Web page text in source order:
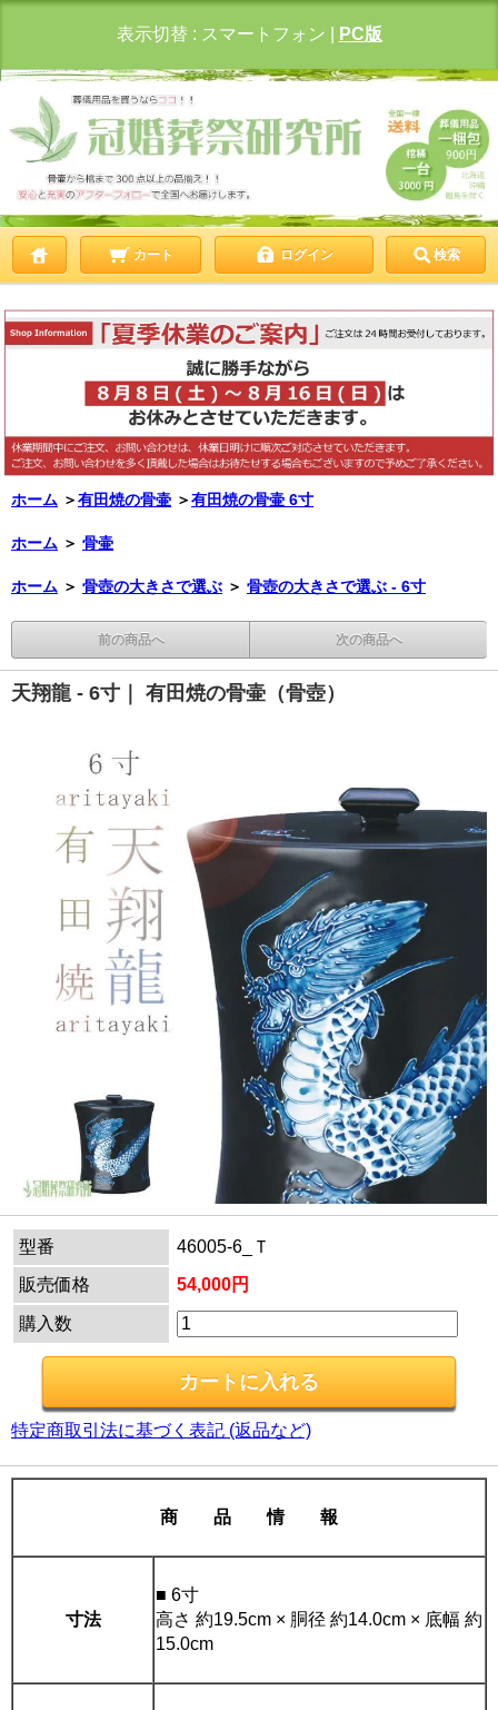
表示切替 : スマートフォン PC版
カート ログイン 検索
ホーム ＞有田焼の骨壷 ＞有田焼の骨壷 6寸
ホーム ＞ 骨壷
ホーム ＞ 骨壺の大きさで選ぶ ＞ 骨壺の大きさで選ぶ - 6寸
前の商品へ 次の商品へ
天翔龍 - 6寸｜ 有田焼の骨壷（骨壺）
型番
46005-6_Ｔ
販売価格
54,000円
購入数
特定商取引法に基づく表記 (返品など)
商 品 情 報
寸法
■ 6寸
高さ 約19.5cm × 胴径 約14.0cm × 底幅 約
15.0cm